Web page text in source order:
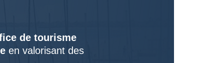
de tourisme
en valorisant des